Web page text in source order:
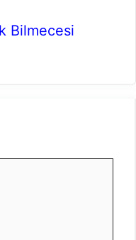
Bilmecesi